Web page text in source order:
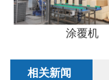
涂覆机
相关新闻